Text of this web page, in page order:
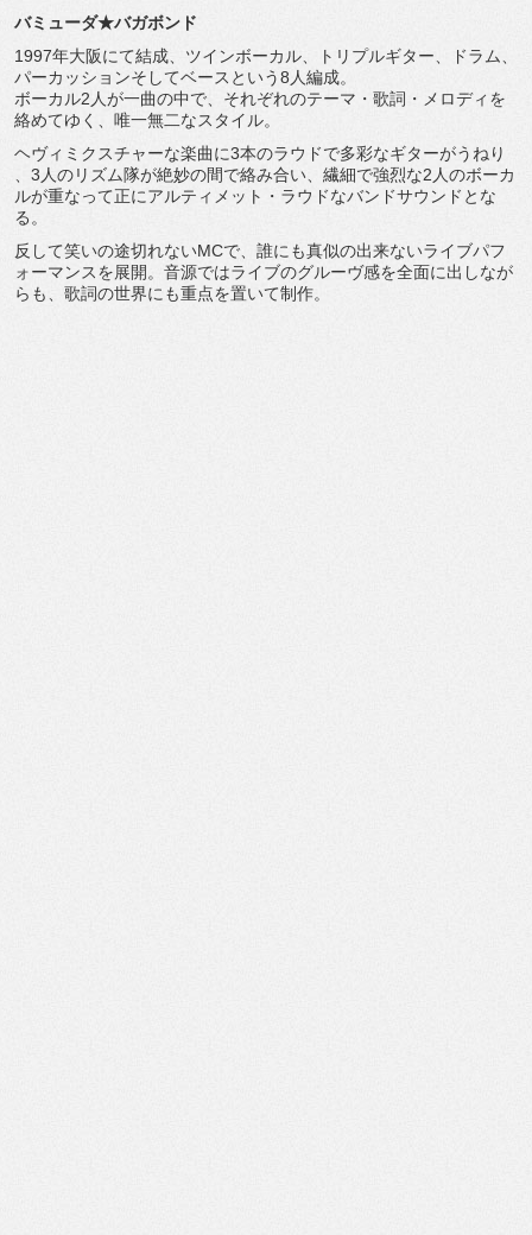
バミューダ★バガボンド
1997年大阪にて結成、ツインボーカル、トリプルギター、
ドラム、
パーカッションそしてベースという8人編成。
ボーカル2人が一曲の中で、それぞれのテーマ・歌詞・ メロディを
絡めてゆく、唯一無二なスタイル。
ヘヴィミクスチャーな楽曲に3本のラウドで多彩なギターがうねり
、3人のリズム隊が絶妙の間で絡み合い、 繊細で強烈な2人のボーカ
ルが重なって正にアルティメット・ ラウドなバンドサウンドとな
る。
反して笑いの途切れないMCで、 誰にも真似の出来ないライブパフ
ォーマンスを展開。 音源ではライブのグルーヴ感を全面に出しなが
らも、 歌詞の世界にも重点を置いて制作。